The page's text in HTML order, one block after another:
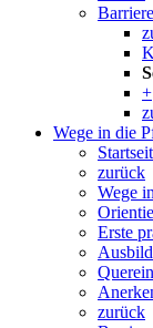
+
Wege in die
zurück
Wege
Erste
zurück